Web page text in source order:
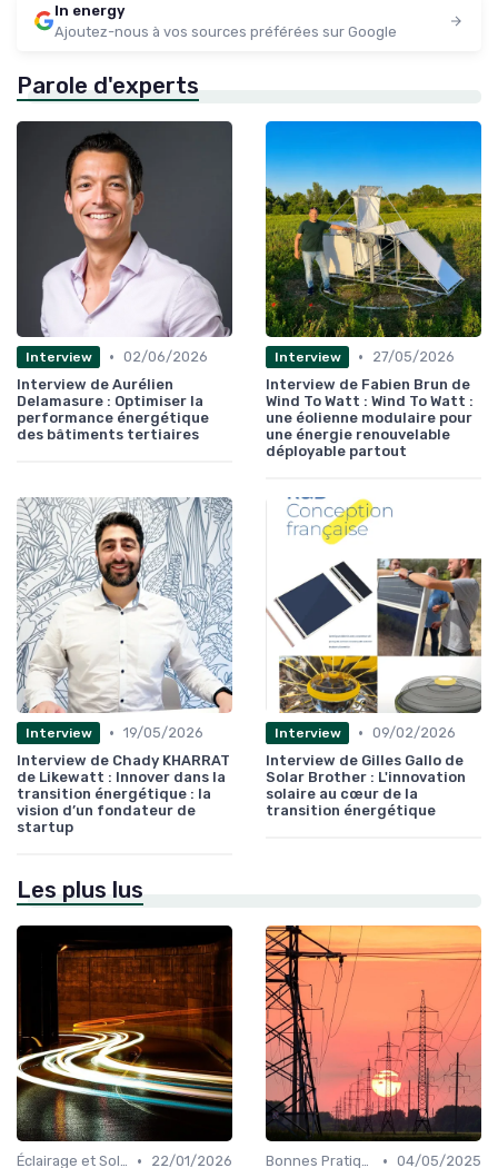
In energy
Ajoutez-nous à vos sources préférées sur Google
Parole d'experts
Interview • 02/06/2026
Interview de Aurélien
Delamasure : Optimiser la
performance énergétique
des bâtiments tertiaires
Interview •
27/05/2026
Interview de Fabien Brun de
Wind To Watt : Wind To Watt :
une éolienne modulaire pour
une énergie renouvelable
déployable partout
Interview • 19/05/2026
Interview de Chady KHARRAT
de Likewatt : Innover dans la
transition énergétique : la
vision d’un fondateur de
startup
Interview • 09/02/2026
Interview de Gilles Gallo de
Solar Brother : L'innovation
solaire au cœur de la
transition énergétique
Les plus lus
Éclairage et Solutions Économiques • 22/01/2026 Bonnes Pratiques Quotidiennes • 04/05/2025